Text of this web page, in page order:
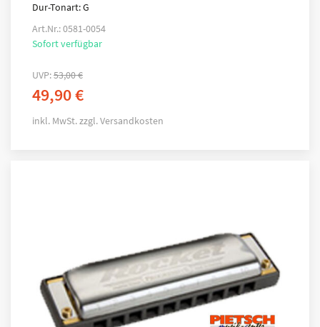
Dur-Tonart: G
Art.Nr.: 0581-0054
Sofort verfügbar
UVP:53,00€
49,90€
inkl. MwSt.zzgl.Versandkosten